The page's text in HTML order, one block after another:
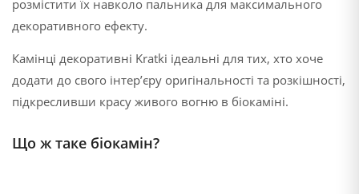
розмістити їх навколо пальника для максимального
декоративного ефекту.
Камінці декоративні Kratki ідеальні для тих, хто хоче
додати до свого інтер’єру оригінальності та розкішності,
підкресливши красу живого вогню в біокаміні.
Що ж таке біокамін?